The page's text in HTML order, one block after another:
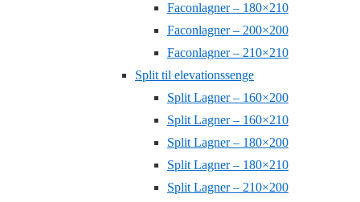
Faconlagner – 180×210
Faconlagner – 200×200
Faconlagner – 210×210
Split til elevationssenge
Split Lagner – 160×200
Split Lagner – 160×210
Split Lagner – 180×200
Split Lagner – 180×210
Split Lagner – 210×200